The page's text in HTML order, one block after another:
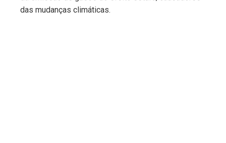
das mudanças climáticas.